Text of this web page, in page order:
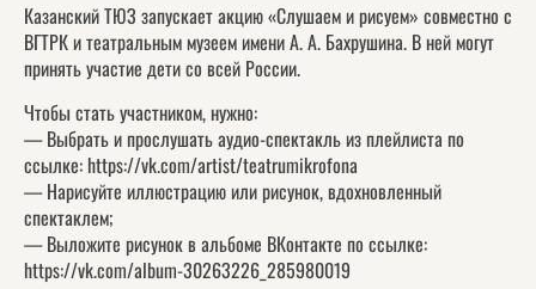
Казанский ТЮЗ запускает акцию «Слушаем и рисуем» совместно с
ВГТРК и театральным музеем имени А. А. Бахрушина. В ней могут
принять участие дети со всей России.
Чтобы стать участником, нужно:
— Выбрать и прослушать аудио-спектакль из плейлиста по
ссылке: https://vk.com/artist/teatrumikrofona
— Нарисуйте иллюстрацию или рисунок, вдохновленный
спектаклем;
— Выложите рисунок в альбоме ВКонтакте по ссылке:
https://vk.com/album-30263226_285980019